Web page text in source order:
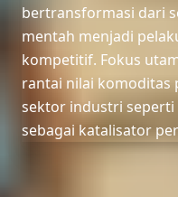
bertransformasi dari
mentah menjadi
kompetitif. Fokus
rantai nilai komoditas
sektor industri
sebagai katalisator